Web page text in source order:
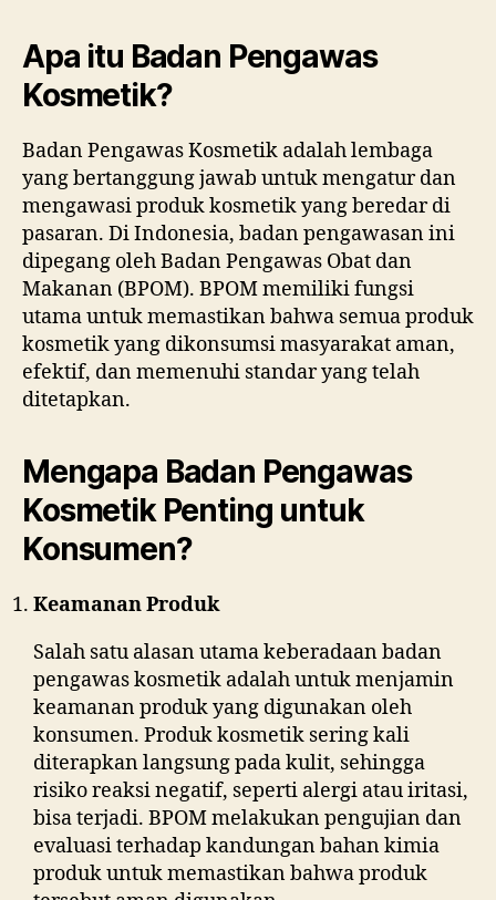
Apa itu Badan Pengawas
Kosmetik?
Badan Pengawas Kosmetik adalah lembaga
yang bertanggung jawab untuk mengatur dan
mengawasi produk kosmetik yang beredar di
pasaran. Di Indonesia, badan pengawasan ini
dipegang oleh Badan Pengawas Obat dan
Makanan (BPOM). BPOM memiliki fungsi
utama untuk memastikan bahwa semua produk
kosmetik yang dikonsumsi masyarakat aman,
efektif, dan memenuhi standar yang telah
ditetapkan.
Mengapa Badan Pengawas
Kosmetik Penting untuk
Konsumen?
Keamanan Produk
Salah satu alasan utama keberadaan badan
pengawas kosmetik adalah untuk menjamin
keamanan produk yang digunakan oleh
konsumen. Produk kosmetik sering kali
diterapkan langsung pada kulit, sehingga
risiko reaksi negatif, seperti alergi atau iritasi,
bisa terjadi. BPOM melakukan pengujian dan
evaluasi terhadap kandungan bahan kimia
produk untuk memastikan bahwa produk